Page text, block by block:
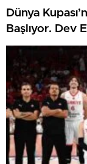
Dünya
Başlıyor. Dev
Yayınlanacak